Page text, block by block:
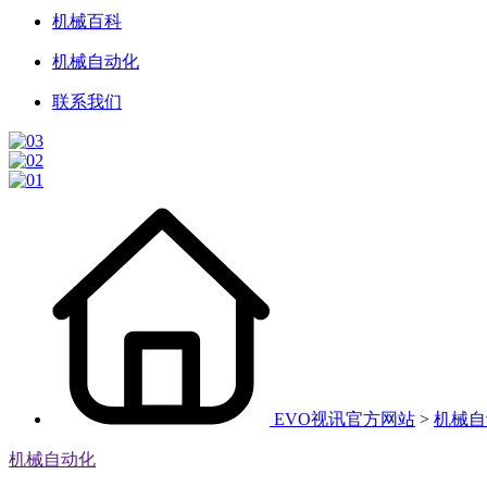
机械百科
机械自动化
联系我们
EVO视讯官方网站 > 机械
机械自动化